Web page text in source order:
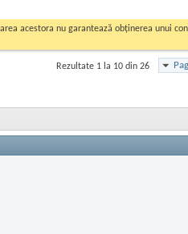
acestora nu garantează obținerea unui
Rezultate 1 la 10 din 26